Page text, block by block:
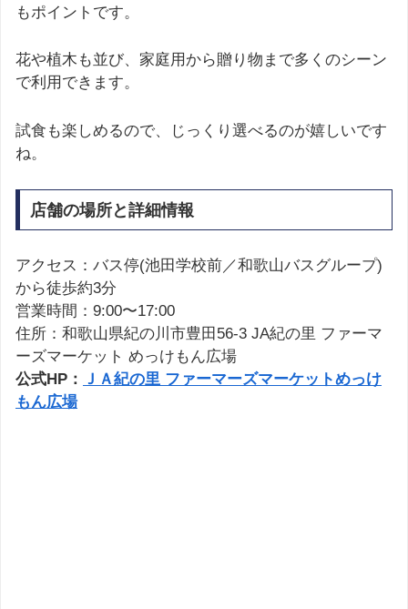
もポイントです。
花や植木も並び、家庭用から贈り物まで多くのシーン
で利用できます。
試食も楽しめるので、じっくり選べるのが嬉しいです
ね。
店舗の場所と詳細情報
アクセス：バス停(池田学校前／和歌山バスグループ)
から徒歩約3分
営業時間：9:00〜17:00
住所：和歌山県紀の川市豊田56-3 JA紀の里 ファーマ
ーズマーケット めっけもん広場
公式HP： ＪＡ紀の里 ファーマーズマーケットめっけ
もん広場